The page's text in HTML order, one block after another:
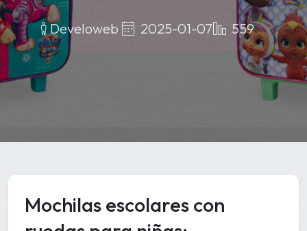
Develoweb 2025-01-07 559
Mochilas escolares con